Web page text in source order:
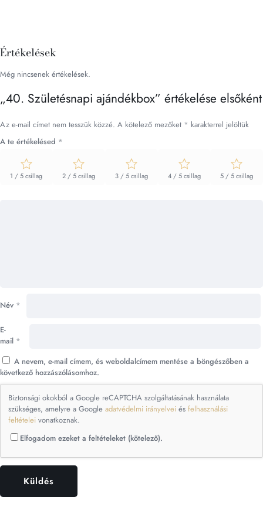
Értékelések
Még nincsenek értékelések.
„40. Születésnapi ajándékbox” értékelése elsőként
Az e-mail címet nem tesszük közzé. A kötelező mezőket * karakterrel jelöltük
A te értékelésed *
1 / 5 csillag 2 / 5 csillag 3 / 5 csillag 4 / 5 csillag 5 / 5 csillag
Név *
E-
mail *
A nevem, e-mail címem, és weboldalcímem mentése a böngészőben a
következő hozzászólásomhoz.
Biztonsági okokból a Google reCAPTCHA szolgáltatásának használata
szükséges, amelyre a Google adatvédelmi irányelvei és felhasználási
feltételei vonatkoznak.
Elfogadom ezeket a feltételeket (kötelező).